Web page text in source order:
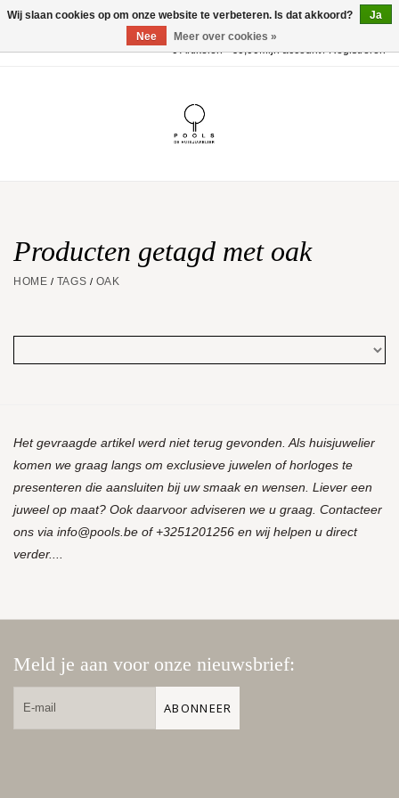
0 Artikelen - €0,00Mijn account / Registreren
Huwelijk
Aanbiedingen
Producten getagd met oak
HOME / TAGS / OAK
Het gevraagde artikel werd niet terug gevonden. Als huisjuwelier
komen we graag langs om exclusieve juwelen of horloges te
presenteren die aansluiten bij uw smaak en wensen. Liever een
juweel op maat? Ook daarvoor adviseren we u graag. Contacteer
ons via info@pools.be of +3251201256 en wij helpen u direct
verder....
Meld je aan voor onze nieuwsbrief:
ABONNEER
Wij slaan cookies op om onze website te verbeteren. Is dat akkoord?
Ja
Nee
Meer over cookies »